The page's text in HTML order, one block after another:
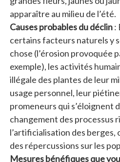
apparaître au milieu de l’été.
Causes probables du déclin:
certains facteurs naturels y
chose (l’érosion provoquée
exemple), les activités
illégale des plantes de leur
usage personnel, leur
promeneurs qui s’éloignent
changement des processus
l’artificialisation des
des répercussions sur les
Mesures bénéfiques que